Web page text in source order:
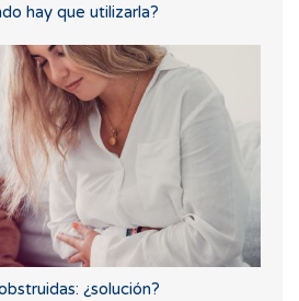
hay que utilizarla?
¿solución?